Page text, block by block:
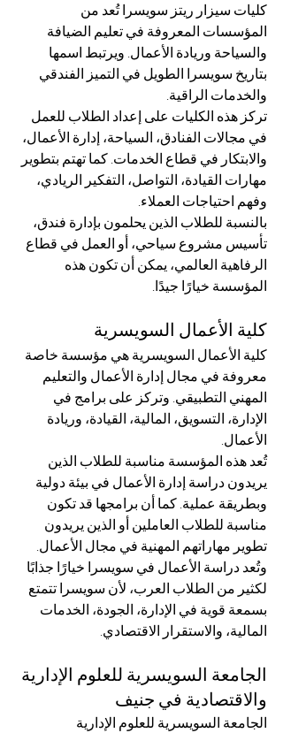
كليات سيزار ريتز سويسرا تُعد من
المؤسسات المعروفة في تعليم الضيافة
والسياحة وريادة الأعمال. ويرتبط اسمها
بتاريخ سويسرا الطويل في التميز الفندقي
والخدمات الراقية.
تركز هذه الكليات على إعداد الطلاب للعمل
في مجالات الفنادق، السياحة، إدارة الأعمال،
والابتكار في قطاع الخدمات. كما تهتم بتطوير
مهارات القيادة، التواصل، التفكير الريادي،
وفهم احتياجات العملاء.
بالنسبة للطلاب الذين يحلمون بإدارة فندق،
تأسيس مشروع سياحي، أو العمل في قطاع
الرفاهية العالمي، يمكن أن تكون هذه
المؤسسة خيارًا جيدًا.
كلية الأعمال السويسرية
كلية الأعمال السويسرية هي مؤسسة خاصة
معروفة في مجال إدارة الأعمال والتعليم
المهني التطبيقي. وتركز على برامج في
الإدارة، التسويق، المالية، القيادة، وريادة
الأعمال.
تُعد هذه المؤسسة مناسبة للطلاب الذين
يريدون دراسة إدارة الأعمال في بيئة دولية
وبطريقة عملية. كما أن برامجها قد تكون
مناسبة للطلاب العاملين أو الذين يريدون
تطوير مهاراتهم المهنية في مجال الأعمال.
وتُعد دراسة الأعمال في سويسرا خيارًا جذابًا
لكثير من الطلاب العرب، لأن سويسرا تتمتع
بسمعة قوية في الإدارة، الجودة، الخدمات
المالية، والاستقرار الاقتصادي.
الجامعة السويسرية للعلوم الإدارية
والاقتصادية في جنيف
الجامعة السويسرية للعلوم الإدارية